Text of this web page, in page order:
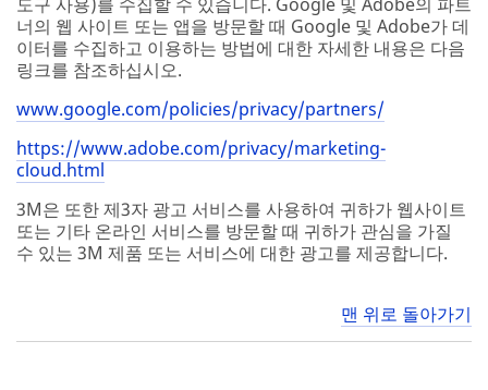
너의 웹 사이트 또는 앱을 방문할 때 Google 및 Adobe가 데
이터를 수집하고 이용하는 방법에 대한 자세한 내용은 다음
링크를 참조하십시오.
www.google.com/policies/privacy/partners/
https://www.adobe.com/privacy/marketing-
cloud.html
3M은 또한 제3자 광고 서비스를 사용하여 귀하가 웹사이트
또는 기타 온라인 서비스를 방문할 때 귀하가 관심을 가질
수 있는 3M 제품 또는 서비스에 대한 광고를 제공합니다.
맨 위로 돌아가기